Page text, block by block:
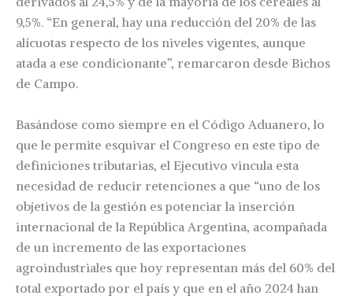
9,5%. “En general, hay una reducción del 20% de las
alícuotas respecto de los niveles vigentes, aunque
atada a ese condicionante”, remarcaron desde Bichos
de Campo.
Basándose como siempre en el Código Aduanero, lo
que le permite esquivar el Congreso en este tipo de
definiciones tributarias, el Ejecutivo vincula esta
necesidad de reducir retenciones a que “uno de los
objetivos de la gestión es potenciar la inserción
internacional de la República Argentina, acompañada
de un incremento de las exportaciones
agroindustriales que hoy representan más del 60% del
total exportado por el país y que en el año 2024 han